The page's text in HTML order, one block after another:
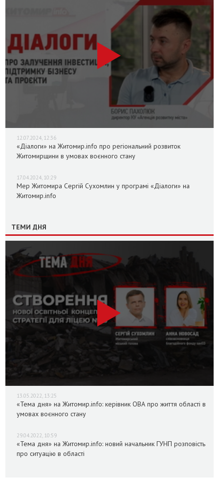
12.07.2024, 12:36
«Діалоги» на Житомир.info про регіональний розвиток
Житомирщини в умовах воєнного стану
17.04.2024, 10:29
Мер Житомира Сергій Сухомлин у програмі «Діалоги» на
Житомир.info
ТЕМИ ДНЯ
13.05.2022, 13:25
«Тема дня» на Житомир.info: керівник ОВА про життя області в
умовах воєнного стану
29.04.2022, 10:59
«Тема дня» на Житомир.info: новий начальник ГУНП розповість
про ситуацію в області